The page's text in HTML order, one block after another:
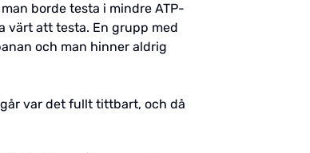
borde testa i mindre ATP-
värt att testa. En grupp med
och man hinner aldrig
var det fullt tittbart, och då